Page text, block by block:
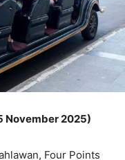
November 2025)
Four Points